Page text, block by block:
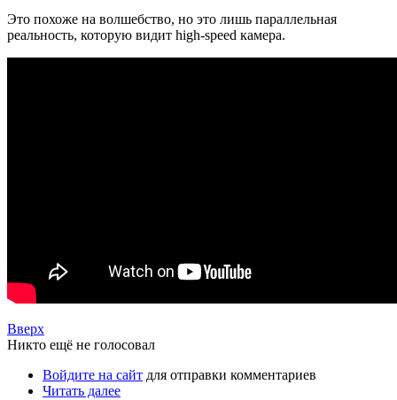
Это похоже на волшебство, но это лишь параллельная
реальность, которую видит high-speed камера.
Вверх
Никто ещё не голосовал
Войдите на сайт для отправки комментариев
Читать далее